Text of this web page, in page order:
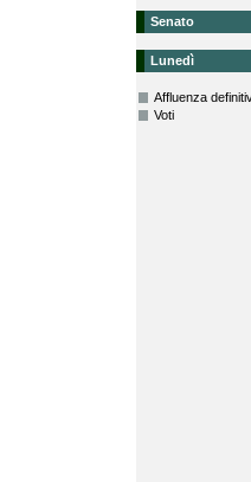
Senato
Lunedì
Affluenza
Voti